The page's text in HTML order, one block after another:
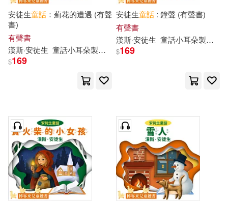
夏爾·佩羅(2)
亞瑟·羅森(1) 格林兄弟(1)
博客來出版(22)
電子書 (可複選)
安徒生童話 ：薊花的遭遇 (有聲
書)
有聲書
漢斯·安徒生 童話小耳朵製作 團隊
$169
安徒生童話 : 鐘聲 (有聲書)
有聲書
漢斯·安徒生 童話小耳朵製作
$169